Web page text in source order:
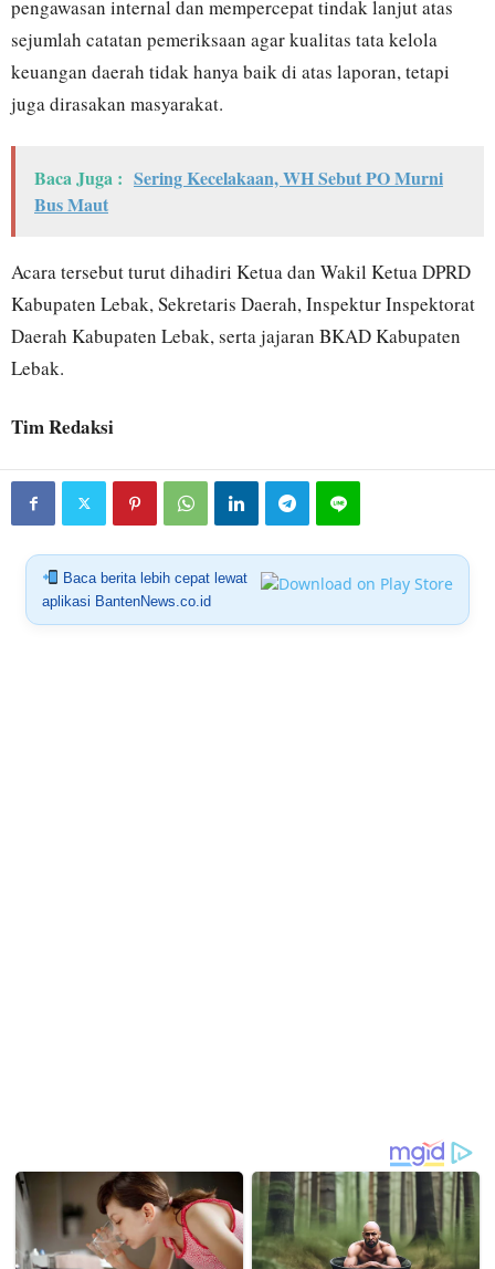
pengawasan internal dan mempercepat tindak lanjut atas
sejumlah catatan pemeriksaan agar kualitas tata kelola
keuangan daerah tidak hanya baik di atas laporan, tetapi
juga dirasakan masyarakat.
Baca Juga : Sering Kecelakaan, WH Sebut PO Murni
Bus Maut
Acara tersebut turut dihadiri Ketua dan Wakil Ketua DPRD
Kabupaten Lebak, Sekretaris Daerah, Inspektur Inspektorat
Daerah Kabupaten Lebak, serta jajaran BKAD Kabupaten
Lebak.
Tim Redaksi
Baca berita lebih cepat lewat
aplikasi BantenNews.co.id